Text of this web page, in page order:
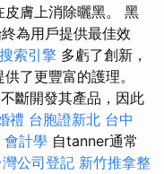
皮膚上消除曬黑。 黑
為用戶提供最佳效
搜索引擎 多虧了創新，
了更豐富的護理。
斷開發其產品，因此
禮 台胞證新北 台中
會計學 自tanner通常
灣公司登記 新竹推拿整